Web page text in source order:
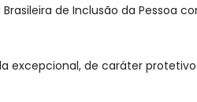
de Inclusão da
excepcional, de caráter